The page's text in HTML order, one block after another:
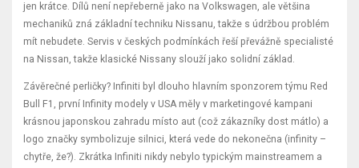
jen krátce. Dílů není nepřeberně jako na Volkswagen, ale většina
mechaniků zná základní techniku Nissanu, takže s údržbou problém
mít nebudete. Servis v českých podmínkách řeší převážně specialisté
na Nissan, takže klasické Nissany slouží jako solidní základ.
Závěrečné perličky? Infiniti byl dlouho hlavním sponzorem týmu Red
Bull F1, první Infinity modely v USA měly v marketingové kampani
krásnou japonskou zahradu místo aut (což zákazníky dost mátlo) a
logo značky symbolizuje silnici, která vede do nekonečna (infinity –
chytře, že?). Zkrátka Infiniti nikdy nebylo typickým mainstreamem a